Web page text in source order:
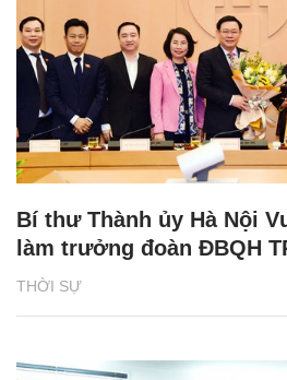
THỜI SỰ
Bí thư Thành ủy Hà Nội
làm trưởng đoàn ĐBQH